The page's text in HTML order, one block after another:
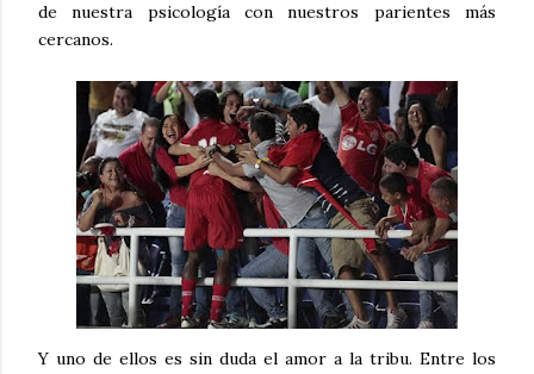
de nuestra psicología con nuestros parientes más
cercanos.
Y uno de ellos es sin duda el amor a la tribu. Entre los